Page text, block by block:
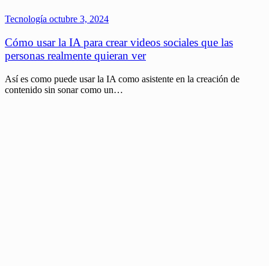
Tecnología octubre 3, 2024
Cómo usar la IA para crear videos sociales que las
personas realmente quieran ver
Así es como puede usar la IA como asistente en la creación de
contenido sin sonar como un…